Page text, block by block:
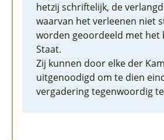
hetzij schriftelijk, de
waarvan het verleenen niet
worden geoordeeld met het
Staat.
Zij kunnen door elke der
uitgenoodigd om te dien
vergadering tegenwoordig